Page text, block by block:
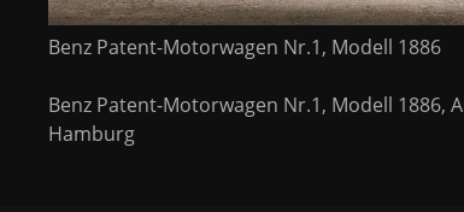
Benz Patent-Motorwagen Nr.1, Modell 1886
Benz Patent-Motorwagen Nr.1, Modell 1886,
Hamburg